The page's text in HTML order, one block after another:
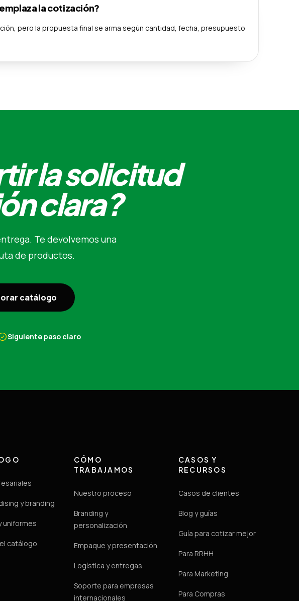
la cotización?
pero la propuesta final se arma según cantidad, fecha, presupuesto
la solicitud
clara?
Te devolvemos una
de productos.
catálogo
Siguiente paso claro
y branding
uniformes
catálogo
CÓMO
TRABAJAMOS
Nuestro proceso
Branding y
personalización
Empaque y presentación
Logística y entregas
Soporte para empresas
internacionales
CASOS Y
RECURSOS
Casos de clientes
Blog y guías
Guía para cotizar mejor
Para RRHH
Para Marketing
Para Compras